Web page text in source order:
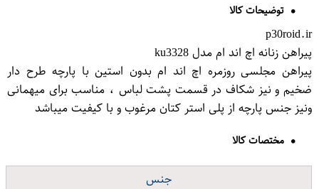
توضیحات کالا
p30roid.ir
پیراهن زنانه اچ اند ام مدل ku3328
پیراهن مجلسی روزمره اچ اند ام بدون استین با پارچه طرح دار
ضخیم و نیز شکاف در قسمت پشت لباس ، مناسب برای میهمانی
ونیز جنس پارچه از پلی استر کتان مرغوب و با کیفیت میباشد
مختصات کالا
جنس